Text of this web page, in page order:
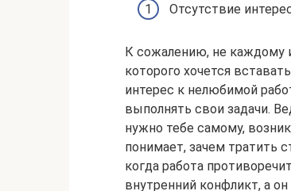
Отсутствие
К сожалению, не каждому
которого хочется
интерес к нелюбимой
выполнять свои задачи.
нужно тебе самому,
понимает, зачем тратить
когда работа
внутренний конфликт, а